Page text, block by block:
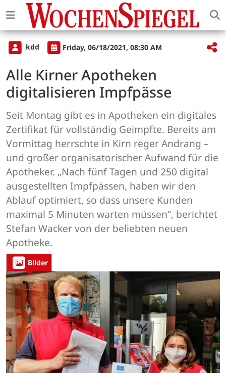
kdd Friday, 06/18/2021, 08:30 AM
Alle Kirner Apotheken
digitalisieren Impfpässe
Seit Montag gibt es in Apotheken ein digitales
Zertifikat für vollständig Geimpfte. Bereits am
Vormittag herrschte in Kirn reger Andrang –
und großer organisatorischer Aufwand für die
Apotheker. „Nach fünf Tagen und 250 digital
ausgestellten Impfpässen, haben wir den
Ablauf optimiert, so dass unsere Kunden
maximal 5 Minuten warten müssen“, berichtet
Stefan Wacker von der beliebten neuen
Apotheke.
Bilder